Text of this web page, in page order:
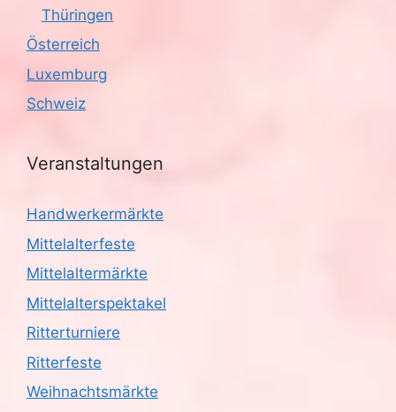
Thüringen
Österreich
Luxemburg
Schweiz
Veranstaltungen
Handwerkermärkte
Mittelalterfeste
Mittelaltermärkte
Mittelalterspektakel
Ritterturniere
Ritterfeste
Weihnachtsmärkte